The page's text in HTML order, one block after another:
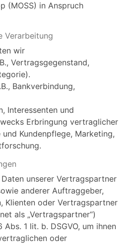
(MOSS) in Anspruch
Verarbeitung
wir
Vertragsgegenstand,
Bankverbindung,
Interessenten und
Erbringung vertraglicher
Kundenpflege, Marketing,
unserer Vertragspartner
anderer Auftraggeber,
Klienten oder Vertragspartner
als „Vertragspartner“)
1 lit. b. DSGVO, um ihnen
oder